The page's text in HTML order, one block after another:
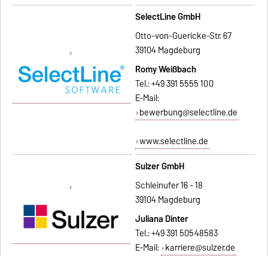
SelectLine GmbH
Otto-von-Guericke-Str. 67
39104 Magdeburg
Romy Weißbach
Tel.: +49 391 5555 100
E-Mail:
bewerbung@selectline.de
www.selectline.de
Sulzer GmbH
Schleinufer 16 - 18
39104 Magdeburg
Juliana Dinter
Tel.: +49 391 50548583
E-Mail: karriere@sulzer.de